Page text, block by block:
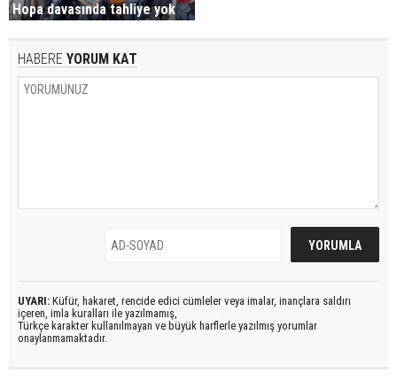
Hopa davasında tahliye yok
HABERE YORUM KAT
UYARI: Küfür, hakaret, rencide edici cümleler veya imalar, inançlara saldırı
içeren, imla kuralları ile yazılmamış,
Türkçe karakter kullanılmayan ve büyük harflerle yazılmış yorumlar
onaylanmamaktadır.